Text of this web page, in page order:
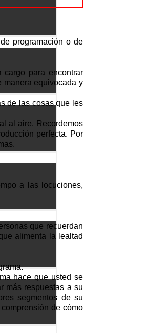
programación o de
cargo para encontrar
manera equivocada y
de las cosas que les
al aire. Recordemos
perfecta. Por
a las locuciones,
que recuerdan
alimenta la lealtad
hace que usted se
más respuestas a su
segmentos de su
de cómo